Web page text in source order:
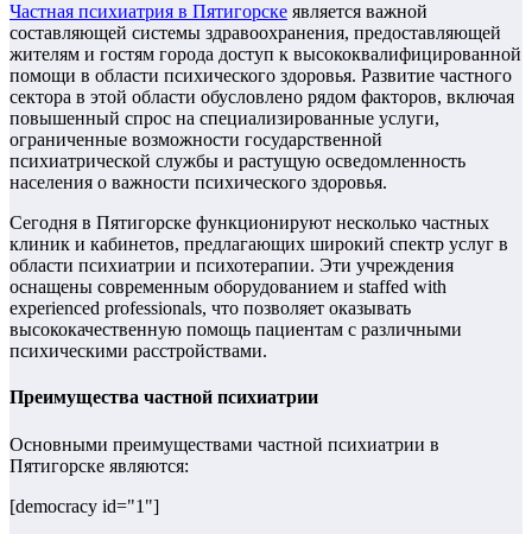
Частная психиатрия в Пятигорске является важной
составляющей системы здравоохранения, предоставляющей
жителям и гостям города доступ к высококвалифицированной
помощи в области психического здоровья. Развитие частного
сектора в этой области обусловлено рядом факторов, включая
повышенный спрос на специализированные услуги,
ограниченные возможности государственной
психиатрической службы и растущую осведомленность
населения о важности психического здоровья.
Сегодня в Пятигорске функционируют несколько частных
клиник и кабинетов, предлагающих широкий спектр услуг в
области психиатрии и психотерапии. Эти учреждения
оснащены современным оборудованием и staffed with
experienced professionals, что позволяет оказывать
высококачественную помощь пациентам с различными
психическими расстройствами.
Преимущества частной психиатрии
Основными преимуществами частной психиатрии в
Пятигорске являются:
[democracy id="1"]